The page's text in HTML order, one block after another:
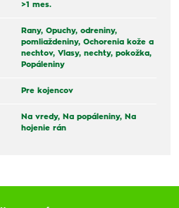
>1 mes.
Rany, Opuchy, odreniny,
pomliaždeniny, Ochorenia kože a
nechtov, Vlasy, nechty, pokožka,
Popáleniny
Pre kojencov
Na vredy, Na popáleniny, Na
hojenie rán